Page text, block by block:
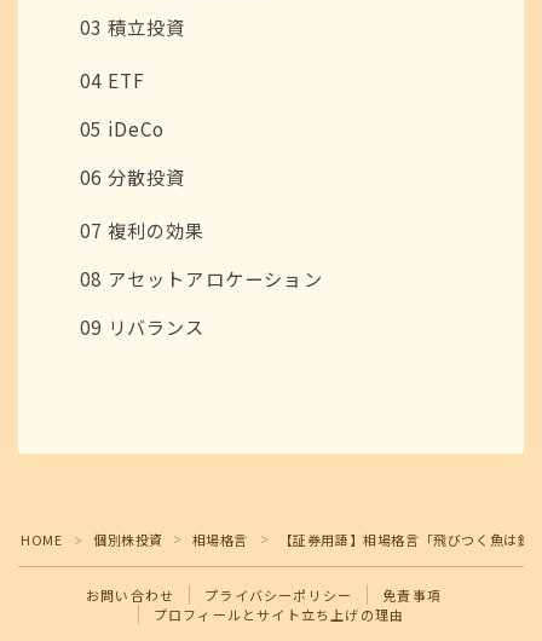
03 積立投資
04 ETF
05 iDeCo
06 分散投資
07 複利の効果
08 アセットアロケーション
09 リバランス
HOME ＞ 個別株投資 ＞ 相場格言 ＞ 【証券用語】相場格言「飛びつく魚は
お問い合わせ プライバシーポリシー
免責事項
プロフィールとサイト立ち上げの理由